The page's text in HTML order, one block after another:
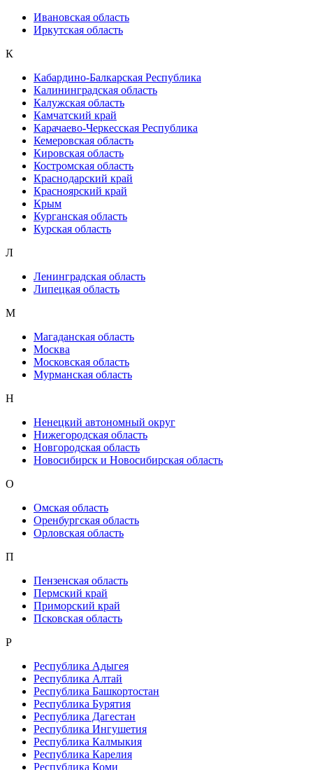
Ивановская область
Иркутская область
К
Кабардино-Балкарская Республика
Калининградская область
Калужская область
Камчатский край
Карачаево-Черкесская Республика
Кемеровская область
Кировская область
Костромская область
Краснодарский край
Красноярский край
Крым
Курганская область
Курская область
Л
Ленинградская область
Липецкая область
М
Магаданская область
Москва
Московская область
Мурманская область
Н
Ненецкий автономный округ
Нижегородская область
Новгородская область
Новосибирск и Новосибирская область
О
Омская область
Оренбургская область
Орловская область
П
Пензенская область
Пермский край
Приморский край
Псковская область
Р
Республика Адыгея
Республика Алтай
Республика Башкортостан
Республика Бурятия
Республика Дагестан
Республика Ингушетия
Республика Калмыкия
Республика Карелия
Республика Коми